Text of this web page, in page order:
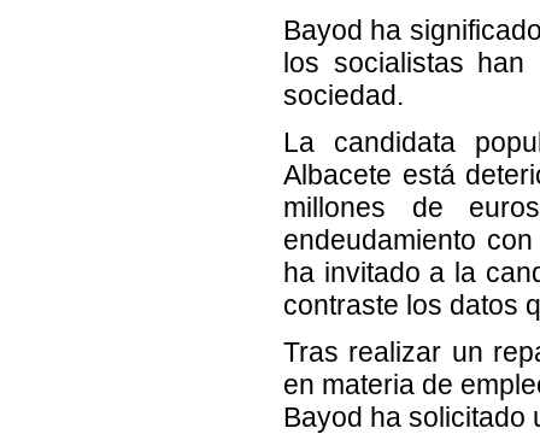
Bayod ha
los socialistas
sociedad.
La candidata
Albacete está
millones de
endeudamiento
ha invitado a la
contraste los datos
Tras realizar un
en materia de
Bayod ha solicitado